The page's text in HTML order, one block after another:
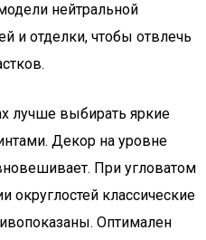
нейтральной
и отделки, чтобы отвлечь
лучше выбирать яркие
Декор на уровне
При угловатом
округлостей классические
Оптимален